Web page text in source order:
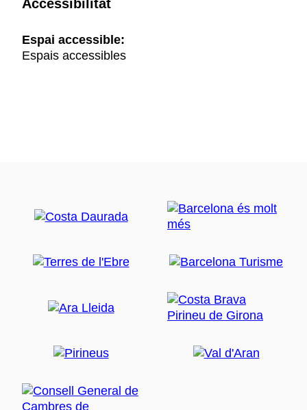
Accessibilitat
Espai accessible:
Espais accessibles